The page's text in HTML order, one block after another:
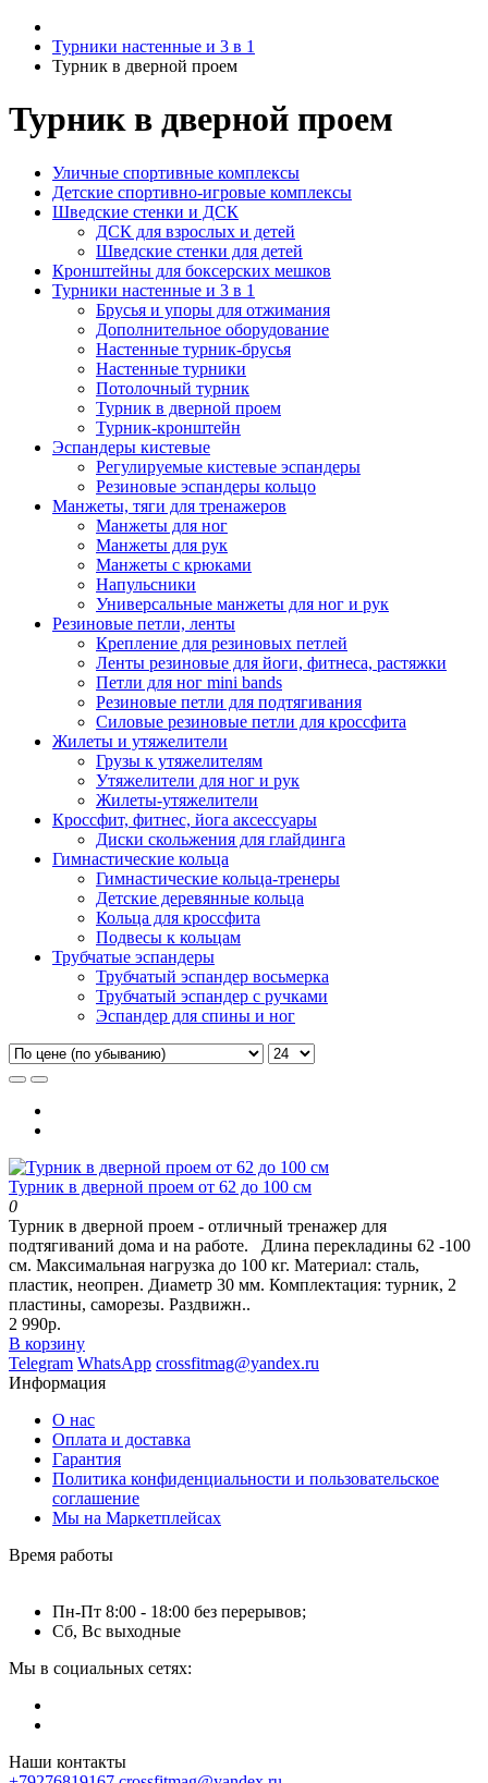
Турники настенные и 3 в 1
Турник в дверной проем
Турник в дверной проем
Уличные спортивные комплексы
Детские спортивно-игровые комплексы
Шведские стенки и ДСК
ДСК для взрослых и детей
Шведские стенки для детей
Кронштейны для боксерских мешков
Турники настенные и 3 в 1
Брусья и упоры для отжимания
Дополнительное оборудование
Настенные турник-брусья
Настенные турники
Потолочный турник
Турник в дверной проем
Турник-кронштейн
Эспандеры кистевые
Регулируемые кистевые эспандеры
Резиновые эспандеры кольцо
Манжеты, тяги для тренажеров
Манжеты для ног
Манжеты для рук
Манжеты с крюками
Напульсники
Универсальные манжеты для ног и рук
Резиновые петли, ленты
Крепление для резиновых петлей
Ленты резиновые для йоги, фитнеса, растяжки
Петли для ног mini bands
Резиновые петли для подтягивания
Силовые резиновые петли для кроссфита
Жилеты и утяжелители
Грузы к утяжелителям
Утяжелители для ног и рук
Жилеты-утяжелители
Кроссфит, фитнес, йога аксессуары
Диски скольжения для глайдинга
Гимнастические кольца
Гимнастические кольца-тренеры
Детские деревянные кольца
Кольца для кроссфита
Подвесы к кольцам
Трубчатые эспандеры
Трубчатый эспандер восьмерка
Трубчатый эспандер с ручками
Эспандер для спины и ног
Турник в дверной проем от 62 до 100 см
0
Турник в дверной проем - отличный тренажер для
подтягиваний дома и на работе. Длина перекладины 62 -100
см. Максимальная нагрузка до 100 кг. Материал: сталь,
пластик, неопрен. Диаметр 30 мм. Комплектация: турник, 2
пластины, саморезы. Раздвижн..
2 990р.
В корзину
Telegram WhatsApp crossfitmag@yandex.ru
Информация
О нас
Оплата и доставка
Гарантия
Политика конфиденциальности и пользовательское
соглашение
Мы на Маркетплейсах
Время работы
Пн-Пт 8:00 - 18:00 без перерывов;
Сб, Вс выходные
Мы в социальных сетях:
Наши контакты